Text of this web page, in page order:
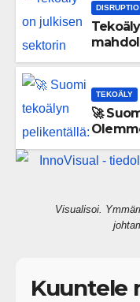
DISRUPTIO
TEKOÄLY
🚀
Visualisoi.
Kuuntele